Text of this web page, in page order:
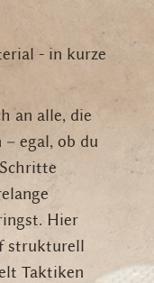
- in kurze
an alle, die
egal, ob du
Hier
strukturell
Taktiken